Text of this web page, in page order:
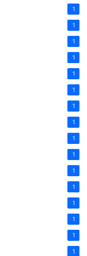
1
1
1
1
1
1
1
1
1
1
1
1
1
1
1
1